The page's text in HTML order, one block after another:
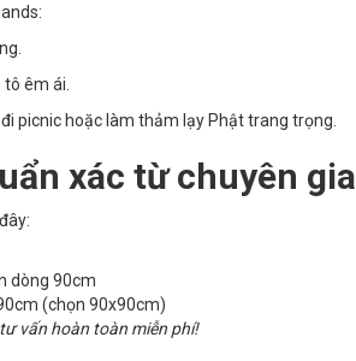
êm ái.
picnic hoặc làm thảm lạy Phật trang trọng.
xác từ chuyên gia
dòng 90cm
(chọn 90x90cm)
vấn hoàn toàn miễn phí!